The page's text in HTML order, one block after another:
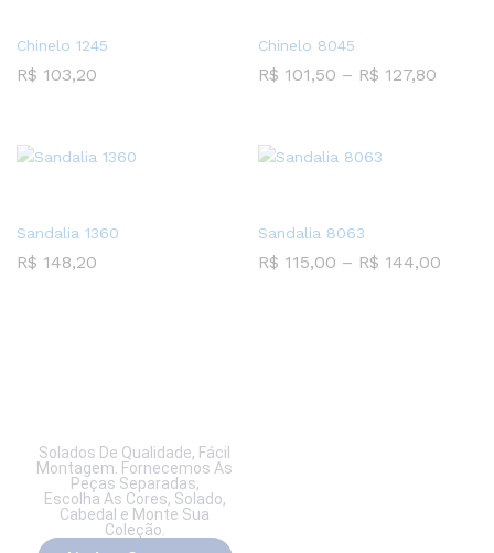
Chinelo 1245
R$ 103,20
Chinelo 8045
R$ 101,50 – R$ 127,80
Sandalia 1360
R$ 148,20
Sandalia 8063
R$ 115,00 – R$ 144,00
Solados De Qualidade, Fácil
Montagem. Fornecemos As
Peças Separadas,
Escolha As Cores, Solado,
Cabedal e Monte Sua
Coleção.